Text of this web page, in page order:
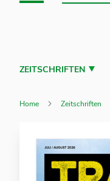
Suche
ZEITSCHRIFTEN
Home Zeitschriften